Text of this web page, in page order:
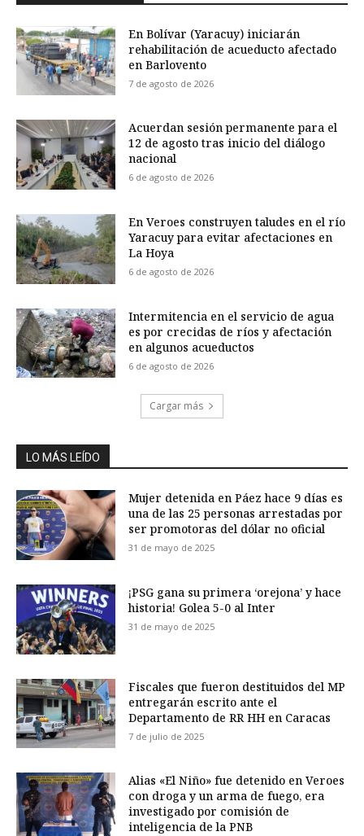
En Bolívar (Yaracuy) iniciarán
rehabilitación de acueducto afectado
en Barlovento
7 de agosto de 2026
Acuerdan sesión permanente para el
12 de agosto tras inicio del diálogo
nacional
6 de agosto de 2026
En Veroes construyen taludes en el río
Yaracuy para evitar afectaciones en
La Hoya
6 de agosto de 2026
Intermitencia en el servicio de agua
es por crecidas de ríos y afectación
en algunos acueductos
6 de agosto de 2026
Cargar más
LO MÁS LEÍDO
Mujer detenida en Páez hace 9 días es
una de las 25 personas arrestadas por
ser promotoras del dólar no oficial
31 de mayo de 2025
¡PSG gana su primera ‘orejona’ y hace
historia! Golea 5-0 al Inter
31 de mayo de 2025
Fiscales que fueron destituidos del MP
entregarán escrito ante el
Departamento de RR HH en Caracas
7 de julio de 2025
Alias «El Niño» fue detenido en Veroes
con droga y un arma de fuego, era
investigado por comisión de
inteligencia de la PNB